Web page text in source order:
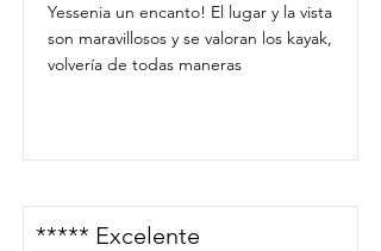
Yessenia un encanto! El lugar y la vista
son maravillosos y se valoran los kayak,
volvería de todas maneras
***** Excelente